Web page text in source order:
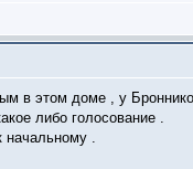
в этом доме , у
либо голосование .
начальному .